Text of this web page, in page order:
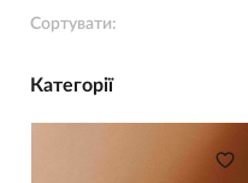
Сортувати:
Категорії